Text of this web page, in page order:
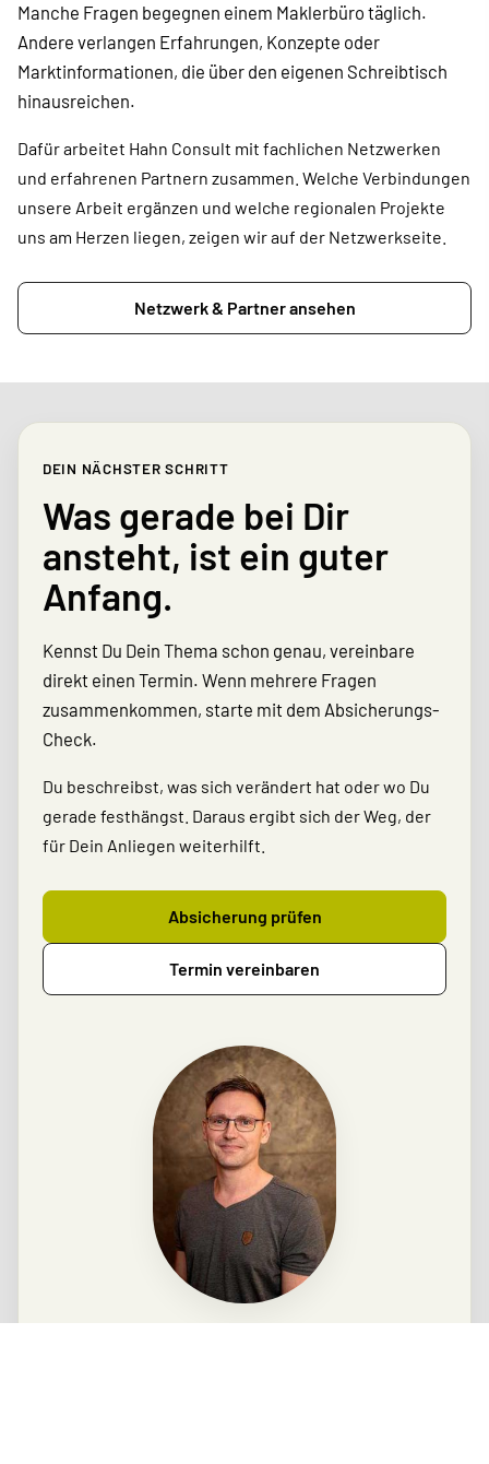
Manche Fragen begegnen einem Maklerbüro täglich.
Andere verlangen Erfahrungen, Konzepte oder
Marktinformationen, die über den eigenen Schreibtisch
hinausreichen.
Dafür arbeitet Hahn Consult mit fachlichen Netzwerken
und erfahrenen Partnern zusammen. Welche Verbindungen
unsere Arbeit ergänzen und welche regionalen Projekte
uns am Herzen liegen, zeigen wir auf der Netzwerkseite.
Netzwerk & Partner ansehen
DEIN NÄCHSTER SCHRITT
Was gerade bei Dir
ansteht, ist ein guter
Anfang.
Kennst Du Dein Thema schon genau, vereinbare
direkt einen Termin. Wenn mehrere Fragen
zusammenkommen, starte mit dem Absicherungs-
Check.
Du beschreibst, was sich verändert hat oder wo Du
gerade festhängst. Daraus ergibt sich der Weg, der
für Dein Anliegen weiterhilft.
Absicherung prüfen
Termin ver­ein­baren